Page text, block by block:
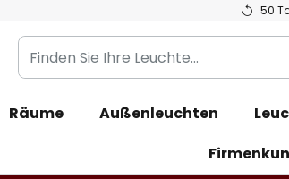
50
Finden
Sie
Leuchte...
Räume Außenleuchten